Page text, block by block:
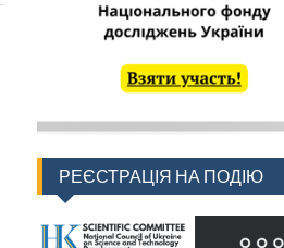
РЕЄСТРАЦІЯ НА ПОДІЮ